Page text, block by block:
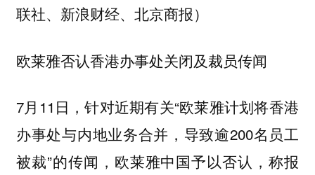
联社、新浪财经、北京商报）
欧莱雅否认香港办事处关闭及裁员传闻
7月11日，针对近期有关“欧莱雅计划将香港
办事处与内地业务合并，导致逾200名员工
被裁”的传闻，欧莱雅中国予以否认，称报